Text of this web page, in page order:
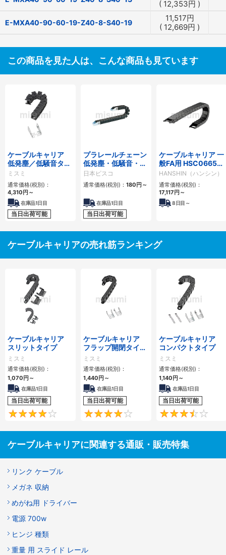
( 12,353円 )
E-MXA40-90-60-19-Z40-8-S40-19 11,517円
( 12,669円 )
この商品を見た人は、こんな商品も見ています
ケーブルキャリア
低発塵／低騒音タイ
プ
ミスミ
通常価格(税別)：
4,310 円 ～
在庫品1日目
当日出荷可能
プラレールチェーン
低発塵・低騒音・フ
ラップ開閉・ヒンジ
連結タイプ SCシリ
ーズ
日本ピスコ
通常価格(税別)： 180 円 ～
在庫品1日目
当日出荷可能
ケーブルキャリア 一
般FA用 HSC0665シ
リーズ
HANSHIN（ハンシン）
通常価格(税別)：
17,117 円 ～
8日目～
ケーブルキャリアの売れ筋ランキング
ケーブルキャリア
スリットタイプ
ミスミ
通常価格(税別)：
1,070 円 ～
在庫品1日目
当日出荷可能
4.1
ケーブルキャリア
フラップ開閉タイ
プ 本体＋取付金具
ミスミ
通常価格(税別)：
1,440 円 ～
在庫品1日目
当日出荷可能
4.2
ケーブルキャリア
コンパクトタイプ
ミスミ
通常価格(税別)：
1,140 円 ～
在庫品1日目
当日出荷可能
ケーブルキャリアに関連する通販・販売特集
リンク ケーブル
メガネ 収納
めがね用 ドライバー
電源 700w
ヒンジ 種類
重量 用 スライド レール